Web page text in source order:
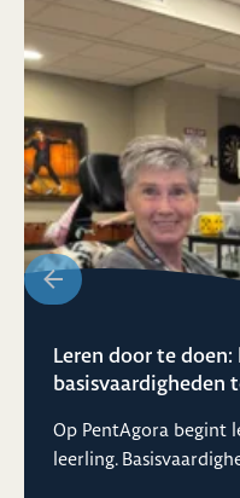
Leren door te
basisvaardigheden
Op PentAgora begint
leerling.